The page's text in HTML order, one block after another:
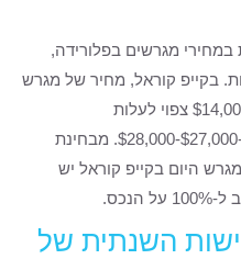
מגרשים בפלורידה,
בקייפ קוראל, מחיר של מגרש
ממוצע שעומד כיום על בסביבות $14,000 צפוי לעלות
בשנתיים-שלוש הקרובות לאיזור ה-$27,000-$28,000. מבחינת
היום בקייפ קוראל יש
השנתית של